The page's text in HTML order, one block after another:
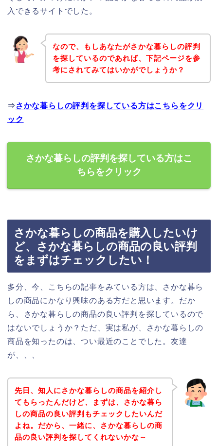
入できるサイトでした。
なので、もしあなたがさかな暮らしの評判
を探しているのであれば、下記ページを参
考にされてみてはいかがでしょうか？
⇒ さかな暮らしの評判を探している方はこちらをクリ
ック
さかな暮らしの評判を探している方はこ
ちらをクリック
さかな暮らしの商品を購入したいけ
ど、さかな暮らしの商品の良い評判
をまずはチェックしたい！
多分、今、こちらの記事をみている方は、さかな暮ら
しの商品にかなり興味のある方だと思います。だか
ら、さかな暮らしの商品の良い評判を探しているので
はないでしょうか？ただ、実は私が、さかな暮らしの
商品を知ったのは、つい最近のことでした。友達
が、、、
先日、知人にさかな暮らしの商品を紹介し
てもらったんだけど、まずは、さかな暮ら
しの商品の良い評判もチェックしたいんだ
よね。だから、一緒に、さかな暮らしの商
品の良い評判を探してくれないかな～